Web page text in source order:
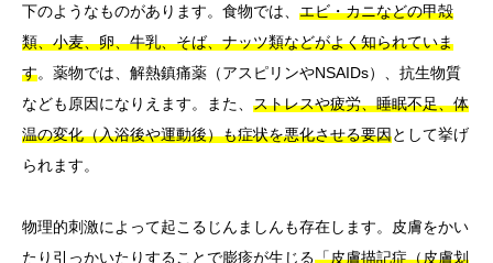
下のようなものがあります。食物では、 エビ・カニなどの甲殻
類、小麦、卵、牛乳、そば、ナッツ類などがよく知られていま
す。薬物では、解熱鎮痛薬（アスピリンやNSAIDs）、抗生物質
なども原因になりえます。また、 ストレスや疲労、睡眠不足、体
温の変化（入浴後や運動後）も症状を悪化させる要因として挙げ
られます。
物理的刺激によって起こるじんましんも存在します。皮膚をかい
たり引っかいたりすることで膨疹が生じる「皮膚描記症（皮膚划